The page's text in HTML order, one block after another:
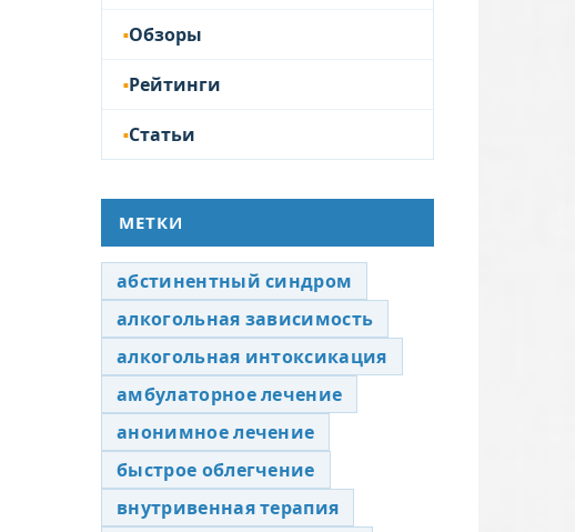
Обзоры
Рейтинги
Статьи
МЕТКИ
абстинентный синдром
алкогольная зависимость
алкогольная интоксикация
амбулаторное лечение
анонимное лечение
быстрое облегчение
внутривенная терапия